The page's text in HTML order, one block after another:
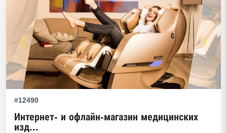
#12490
Интернет- и офлайн-магазин медицинских
изд...